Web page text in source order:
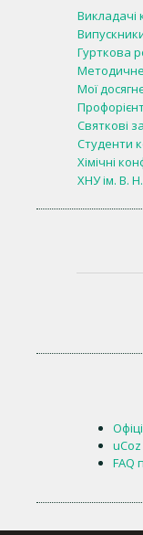
Викладачі
Гурткова
Мої
Святкові
Студенти
Хімічні
ХНУ ім. В.
FAQ